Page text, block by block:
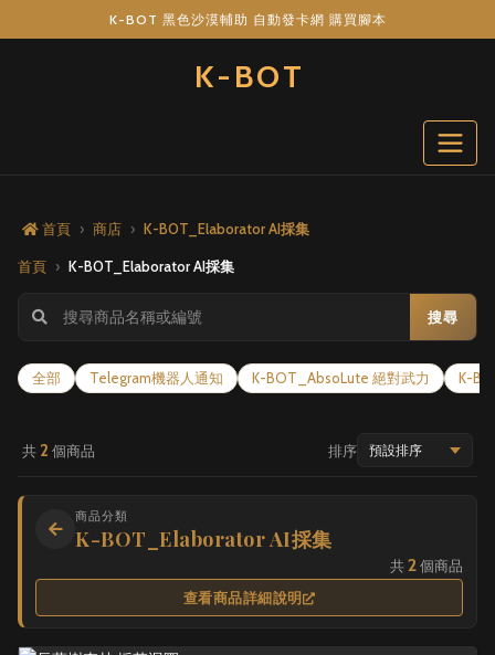
K-BOT 黑色沙漠輔助 自動發卡網 購買腳本
K-BOT
首頁 商店 K-BOT_Elaborator AI採集
首頁 K-BOT_Elaborator AI採集
搜尋
全部 Telegram機器人通知 K-BOT_AbsoLute 絕對武力 K-
共 2 個商品 排序
商品分類
K-BOT_Elaborator AI採集
共2個商品
查看商品詳細說明